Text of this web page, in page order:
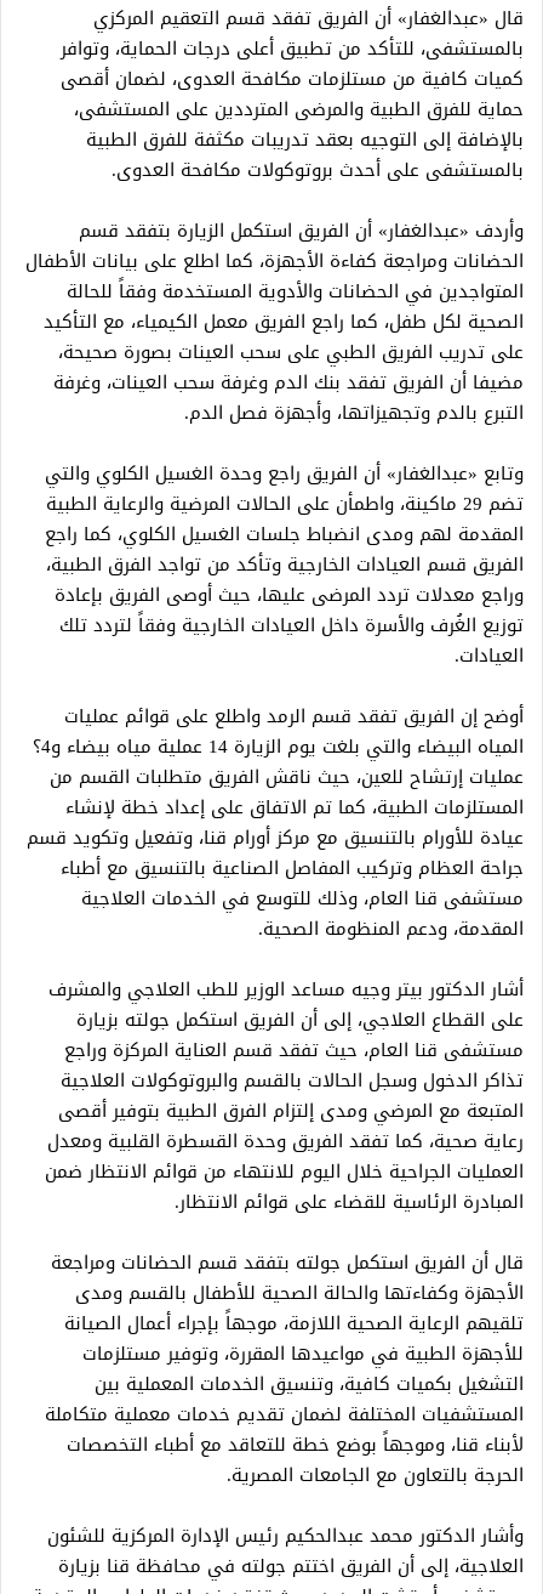
قال «عبدالغفار» أن الفريق تفقد قسم التعقيم المركزي
بالمستشفى، للتأكد من تطبيق أعلى درجات الحماية، وتوافر
كميات كافية من مستلزمات مكافحة العدوى، لضمان أقصى
حماية للفرق الطبية والمرضى المترددين على المستشفى،
بالإضافة إلى التوجيه بعقد تدريبات مكثفة للفرق الطبية
بالمستشفى على أحدث بروتوكولات مكافحة العدوى.
وأردف «عبدالغفار» أن الفريق استكمل الزيارة بتفقد قسم
الحضانات ومراجعة كفاءة الأجهزة، كما اطلع على بيانات الأطفال
المتواجدين في الحضانات والأدوية المستخدمة وفقاً للحالة
الصحية لكل طفل، كما راجع الفريق معمل الكيمياء، مع التأكيد
على تدريب الفريق الطبي على سحب العينات بصورة صحيحة،
مضيفا أن الفريق تفقد بنك الدم وغرفة سحب العينات، وغرفة
التبرع بالدم وتجهيزاتها، وأجهزة فصل الدم.
وتابع «عبدالغفار» أن الفريق راجع وحدة الغسيل الكلوي والتي
تضم 29 ماكينة، واطمأن على الحالات المرضية والرعاية الطبية
المقدمة لهم ومدى انضباط جلسات الغسيل الكلوي، كما راجع
الفريق قسم العيادات الخارجية وتأكد من تواجد الفرق الطبية،
وراجع معدلات تردد المرضى عليها، حيث أوصى الفريق بإعادة
توزيع الغُرف والأسرة داخل العيادات الخارجية وفقاً لتردد تلك
العيادات.
أوضح إن الفريق تفقد قسم الرمد واطلع على قوائم عمليات
المياه البيضاء والتي بلغت يوم الزيارة 14 عملية مياه بيضاء و4؟
عمليات إرتشاح للعين، حيث ناقش الفريق متطلبات القسم من
المستلزمات الطبية، كما تم الاتفاق على إعداد خطة لإنشاء
عيادة للأورام بالتنسيق مع مركز أورام قنا، وتفعيل وتكويد قسم
جراحة العظام وتركيب المفاصل الصناعية بالتنسيق مع أطباء
مستشفى قنا العام، وذلك للتوسع في الخدمات العلاجية
المقدمة، ودعم المنظومة الصحية.
أشار الدكتور بيتر وجيه مساعد الوزير للطب العلاجي والمشرف
على القطاع العلاجي، إلى أن الفريق استكمل جولته بزيارة
مستشفى قنا العام، حيث تفقد قسم العناية المركزة وراجع
تذاكر الدخول وسجل الحالات بالقسم والبروتوكولات العلاجية
المتبعة مع المرضي ومدى إلتزام الفرق الطبية بتوفير أقصى
رعاية صحية، كما تفقد الفريق وحدة القسطرة القلبية ومعدل
العمليات الجراحية خلال اليوم للانتهاء من قوائم الانتظار ضمن
المبادرة الرئاسية للقضاء على قوائم الانتظار.
قال أن الفريق استكمل جولته بتفقد قسم الحضانات ومراجعة
الأجهزة وكفاءتها والحالة الصحية للأطفال بالقسم ومدى
تلقيهم الرعاية الصحية اللازمة، موجهاً بإجراء أعمال الصيانة
للأجهزة الطبية في مواعيدها المقررة، وتوفير مستلزمات
التشغيل بكميات كافية، وتنسيق الخدمات المعملية بين
المستشفيات المختلفة لضمان تقديم خدمات معملية متكاملة
لأبناء قنا، وموجهاً بوضع خطة للتعاقد مع أطباء التخصصات
الحرجة بالتعاون مع الجامعات المصرية.
وأشار الدكتور محمد عبدالحكيم رئيس الإدارة المركزية للشئون
العلاجية، إلى أن الفريق اختتم جولته في محافظة قنا بزيارة